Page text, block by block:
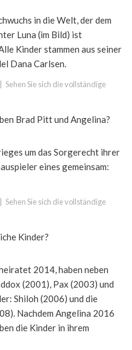
in die Welt, der dem
Luna (im Bild) ist
Kinder stammen aus seiner
Dana Carlsen.
Sehen Sie sich die vollständige
Brad Pitt und Angelina?
um das Sorgerecht ihrer
eines gemeinsam:
Sehen Sie sich die vollständige
Kinder?
2014, haben neben
(2001), Pax (2003) und
Shiloh (2006) und die
Nachdem Angelina 2016
die Kinder in ihrem